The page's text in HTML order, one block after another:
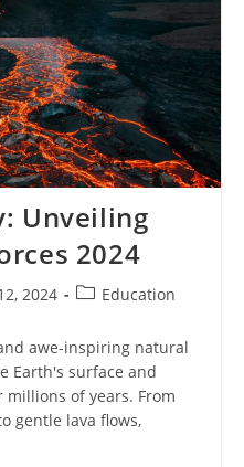
Unveiling
2024
2024
PostEducation
awe-inspiring natural
Earth's surface and
of years. From
gentle lava flows,